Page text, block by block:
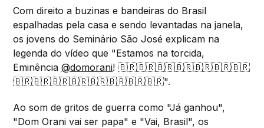
Com direito a buzinas e bandeiras do Brasil
espalhadas pela casa e sendo levantadas na janela,
os jovens do Seminário São José explicam na
legenda do vídeo que "Estamos na torcida,
Eminência@domorani! 🇧🇷🇧🇷🇧🇷🇧🇷🇧🇷🇧🇷🇧🇷
🇧🇷🇧🇷🇧🇷🇧🇷🇧🇷🇧🇷🇧🇷🇧🇷".
Ao som de gritos de guerra como "Já ganhou",
"Dom Orani vai ser papa" e "Vai, Brasil", os